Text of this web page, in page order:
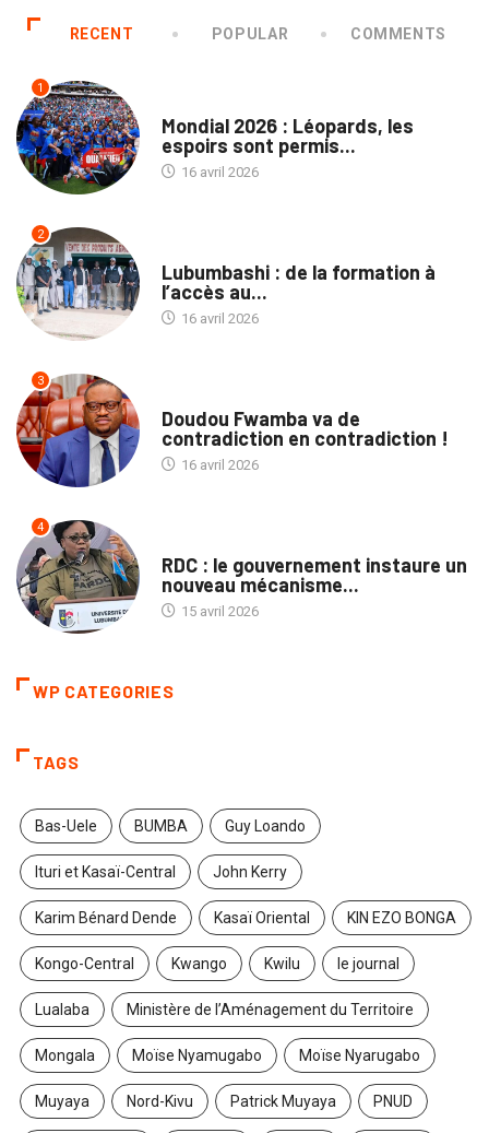
RECENT POPULAR COMMENTS
1
Mondial 2026 : Léopards, les
espoirs sont permis...
16 avril 2026
2
Lubumbashi : de la formation à
l’accès au...
16 avril 2026
3
Doudou Fwamba va de
contradiction en contradiction !
16 avril 2026
4
RDC : le gouvernement instaure un
nouveau mécanisme...
15 avril 2026
WP CATEGORIES
TAGS
Bas-Uele BUMBA Guy Loando
Ituri et Kasaï-Central John Kerry
Karim Bénard Dende Kasaï Oriental KIN EZO BONGA
Kongo-Central Kwango Kwilu le journal
Lualaba Ministère de l’Aménagement du Territoire
Mongala Moïse Nyamugabo Moïse Nyarugabo
Muyaya Nord-Kivu Patrick Muyaya PNUD